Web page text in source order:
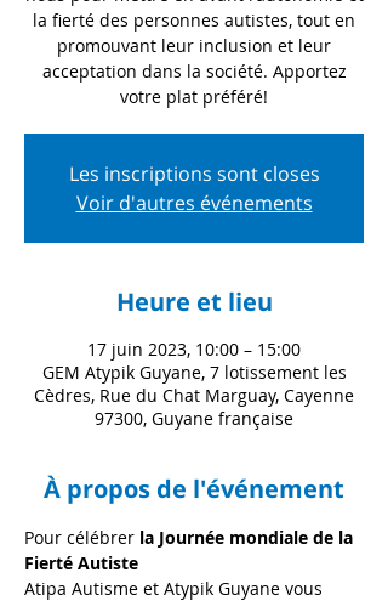
la fierté des personnes autistes, tout en
promouvant leur inclusion et leur
acceptation dans la société. Apportez
votre plat préféré!
Les inscriptions sont closes
Voir d'autres événements
Heure et lieu
17 juin 2023, 10:00 – 15:00
GEM Atypik Guyane, 7 lotissement les
Cèdres, Rue du Chat Marguay, Cayenne
97300, Guyane française
À propos de l'événement
Pour célébrer la Journée mondiale de la
Fierté Autiste
Atipa Autisme et Atypik Guyane vous